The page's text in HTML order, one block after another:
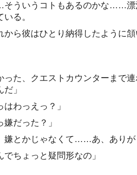
そういうコトもあるのかな……漂
る。
ら彼はひとり納得したように
った、クエストカウンターまで
だ」
はわっえっ？」
嫌だった？」
嫌とかじゃなくて……あ、あり
でちょっと疑問形なの」